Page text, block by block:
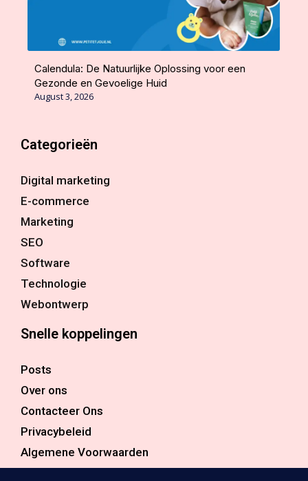
Calendula: De Natuurlijke Oplossing voor een
Gezonde en Gevoelige Huid
August 3, 2026
Categorieën
Digital marketing
E-commerce
Marketing
SEO
Software
Technologie
Webontwerp
Snelle koppelingen
Posts
Over ons
Contacteer Ons
Privacybeleid
Algemene Voorwaarden